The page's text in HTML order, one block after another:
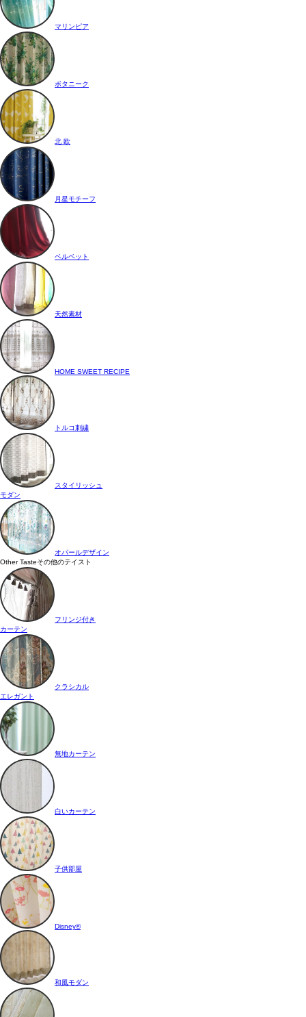
マリンピア
ボタニーク
北 欧
月星モチーフ
ベルベット
天然素材
HOME SWEET RECIPE
トルコ刺繍
スタイリッシュ
モダン
オパールデザイン
Other Tasteその他のテイスト
フリンジ付き
カーテン
クラシカル
エレガント
無地カーテン
白いカーテン
子供部屋
Disney®
和風モダン